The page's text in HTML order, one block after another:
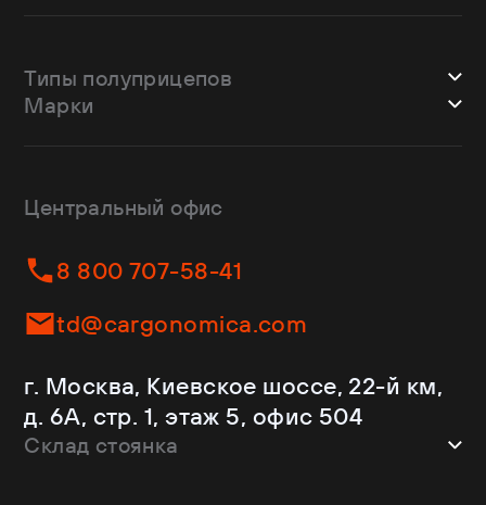
Типы полуприцепов
Шторные
Изотермы
Контейнеровозы
Самосвалы
Ломовозы
С кониками
Рефрижераторы
Марки
Dongfeng
Helfimmer
JAC
Kassbohrer
Krone
Mercedes-Benz
Schmitz Cargobull
Shacman
Центральный офис
8 800 707-58-41
td@cargonomica.com
г. Москва, Киевское шоссе, 22-й км,
д. 6А, стр. 1, этаж 5, офис 504
Склад стоянка